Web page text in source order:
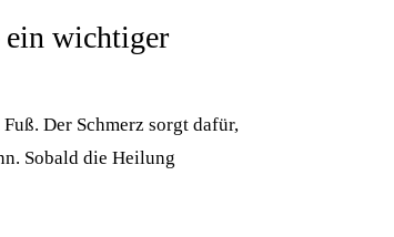
wichtiger
Der Schmerz sorgt dafür,
Sobald die Heilung